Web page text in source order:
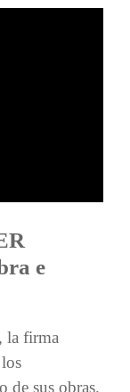
e
la firma
de sus obras.